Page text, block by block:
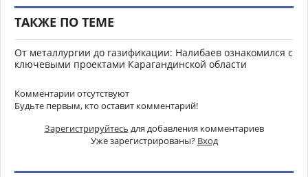
ТАКЖЕ ПО ТЕМЕ
От металлургии до газификации: Налибаев ознакомился с
ключевыми проектами Карагандинской области
Комментарии отсутствуют
Будьте первым, кто оставит комментарий!
Зарегистрируйтесь для добавления комментариев
Уже зарегистрированы? Вход